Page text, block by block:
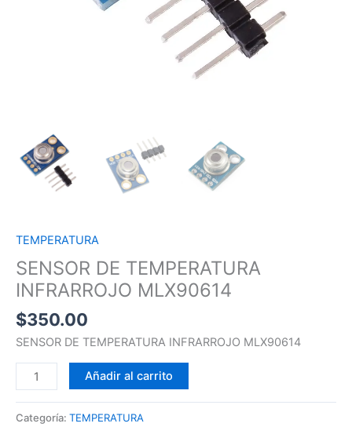
TEMPERATURA
SENSOR DE TEMPERATURA
INFRARROJO MLX90614
$350.00
SENSOR DE TEMPERATURA INFRARROJO MLX90614
Añadir al carrito
Categoría: TEMPERATURA